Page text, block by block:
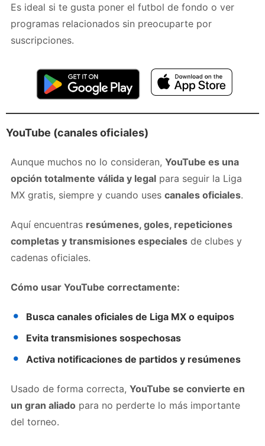
Es ideal si te gusta poner el futbol de fondo o ver
programas relacionados sin preocuparte por
suscripciones.
YouTube (canales oficiales)
Aunque muchos no lo consideran, YouTube es una
opción totalmente válida y legal para seguir la Liga
MX gratis, siempre y cuando uses canales oficiales.
Aquí encuentras resúmenes, goles, repeticiones
completas y transmisiones especiales de clubes y
cadenas oficiales.
Cómo usar YouTube correctamente:
Busca canales oficiales de Liga MX o equipos
Evita transmisiones sospechosas
Activa notificaciones de partidos y resúmenes
Usado de forma correcta, YouTube se convierte en
un gran aliado para no perderte lo más importante
del torneo.